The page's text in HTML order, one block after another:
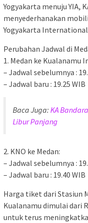
Yogyakarta menuju YIA,
menyederhanakan
Yogyakarta
Perubahan Jadwal di
1. Medan ke
– Jadwal sebelumnya :
– Jadwal baru : 19.25 WIB
Baca Juga: KA
Libur Panjang
2. KNO ke Medan:
– Jadwal sebelumnya :
– Jadwal baru : 19.40 WIB
Harga tiket dari Stasiun
Kualanamu dimulai dari
untuk terus